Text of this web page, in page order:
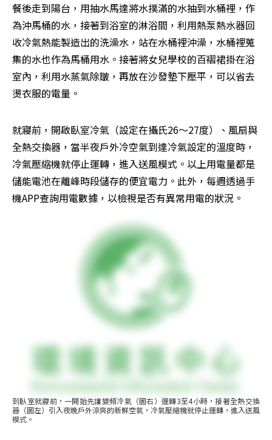
餐後走到陽台，用抽水馬達將水撲滿的水抽到水桶裡，作
為沖馬桶的水，接著到浴室的淋浴間，利用熱泵熱水器回
收冷氣熱能製造出的洗澡水，站在水桶裡沖澡，水桶裡蒐
集的水也作為馬桶用水。接著將女兒學校的百褶裙掛在浴
室內，利用水蒸氣除皺，再放在沙發墊下壓平，可以省去
燙衣服的電量。
就寢前，開啟臥室冷氣（設定在攝氏26～27度）、風扇與
全熱交換器，當半夜戶外冷空氣到達冷氣設定的溫度時，
冷氣壓縮機就停止運轉，進入送風模式。以上用電量都是
儲能電池在離峰時段儲存的便宜電力。此外，每週透過手
機APP查詢用電數據，以檢視是否有異常用電的狀況。
到臥室就寢前，一開始先讓變頻冷氣（圖右）運轉3至4小時，接著全熱交換
器（圖左）引入夜晚戶外涼爽的新鮮空氣，冷氣壓縮機就停止運轉，進入送風
模式。